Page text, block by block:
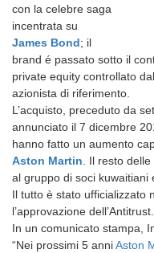
con la celebre saga
incentrata su
James Bond; il
brand é passato sotto il
private equity controllato
azionista di riferimento.
L’acquisto, preceduto da
annunciato il 7 dicembre
hanno fatto un aumento
Aston Martin. Il resto
al gruppo di soci kuwaitiani
Il tutto è stato ufficializzato
l’approvazione dell’Antitrust.
In un comunicato stampa,
“Nei prossimi 5 anniAston